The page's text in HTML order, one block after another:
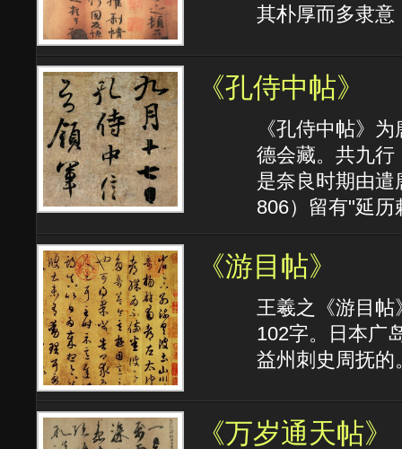
其朴厚而多隶意
《孔侍中帖》
《孔侍中帖》
德会藏。共九
是奈良时期由
806）留有"延
《游目帖》
王羲之《游目帖
102字。日本广
益州刺史周抚的
《万岁通天帖》